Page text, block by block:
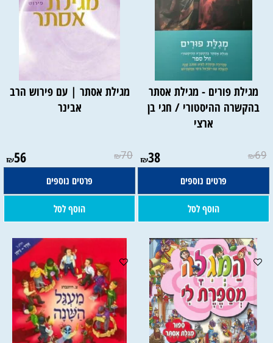
מגילת פורים - מגילת אסתר
בהקשרה ההיסטורי / חגי בן
ארצי
₪69
₪38
פרטים נוספים
הוסף לסל
מגילת אסתר | עם פירוש הרב
אבינר
₪70
₪56
פרטים נוספים
הוסף לסל